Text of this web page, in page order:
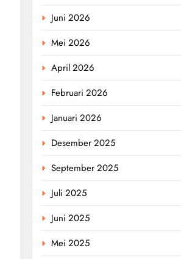
Juni 2026
Mei 2026
April 2026
Februari 2026
Januari 2026
Desember 2025
September 2025
Juli 2025
Juni 2025
Mei 2025